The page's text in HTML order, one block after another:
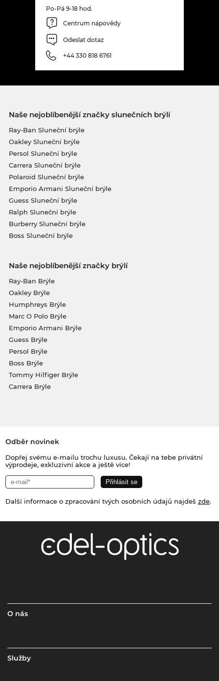
Po-Pá 9-18 hod.
Centrum nápovědy
Odeslat dotaz
+44 330 818 6761
Naše nejoblíbenější značky slunečních brýlí
Ray-Ban Sluneční brýle
Oakley Sluneční brýle
Persol Sluneční brýle
Carrera Sluneční brýle
Polaroid Sluneční brýle
Emporio Armani Sluneční brýle
Guess Sluneční brýle
Ralph Sluneční brýle
Burberry Sluneční brýle
Boss Sluneční brýle
Naše nejoblíbenější značky brýlí
Ray-Ban Brýle
Oakley Brýle
Humphreys Brýle
Marc O Polo Brýle
Emporio Armani Brýle
Guess Brýle
Persol Brýle
Boss Brýle
Tommy Hilfiger Brýle
Carrera Brýle
Odběr novinek
Dopřej svému e-mailu trochu luxusu. Čekají na tebe privátní
výprodeje, exkluzivní akce a ještě více!
Další informace o zpracování tvých osobních údajů najdeš zde.
O nás
Služby